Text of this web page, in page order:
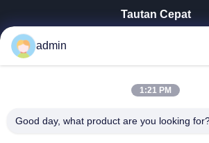
Tautan Cepat
Tentang Kita
Kontrol Kualitas
admin
1:21 PM
Good day, what product are you looking